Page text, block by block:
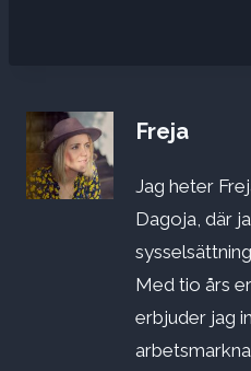
Freja
Jag heter
Dagoja, där
Med tio års
erbjuder jag